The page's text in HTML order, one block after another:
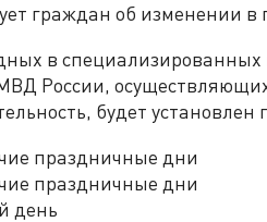
граждан об изменении в
в специализированных
России,
будет установлен
праздничные дни
праздничные дни
день